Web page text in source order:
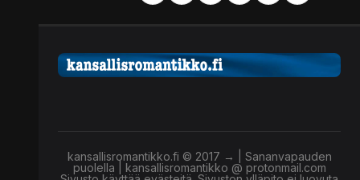
kansallisromantikko.fi © 2017 → | Sananvapauden
puolella | kansallisromantikko @ protonmail.com